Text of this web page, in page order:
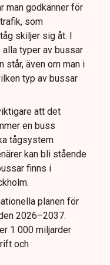
man godkänner för
som
skiljer sig åt. I
typer av bussar
står, även om man i
typ av bussar
att det
en buss
tågsystem
kan bli stående
finns i
planen för
2026–2037.
1 000 miljarder
och